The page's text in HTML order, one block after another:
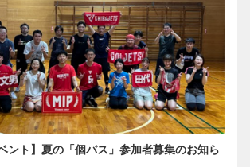
ント】夏の「個バス」参加者募集のお知ら